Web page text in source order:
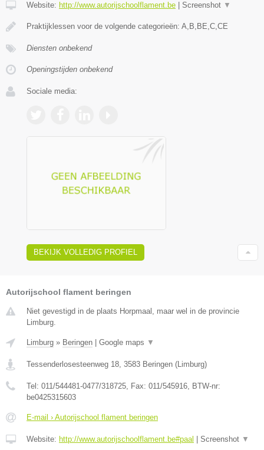
Website: http://www.autorijschoolflament.be Screenshot ▼
Praktijklessen voor de volgende categorieën: A,B,BE,C,CE
Diensten onbekend
Openingstijden onbekend
Sociale media:
BEKIJK VOLLEDIG PROFIEL
Autorijschool flament beringen
Niet gevestigd in de plaats Horpmaal, maar wel in de provincie
Limburg.
Limburg » Beringen Google maps ▼
Tessenderlosesteenweg 18 3583 Beringen ( Limburg)
Tel: 011/544481-0477/318725 , Fax: 011/545916 , BTW-nr:
be0425315603
E-mail › Autorijschool flament beringen
Website: http://www.autorijschoolflament.be#paal Screenshot ▼